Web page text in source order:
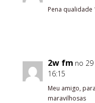
Pena qualidade
2w fm no
16:15
Meu amigo,
maravilhosas